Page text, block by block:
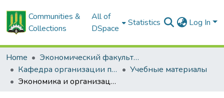
Communities &
Collections
All of
DSpace
Statistics Log In
Home
Экономический факультет
Кафедра организации производства в АПК
Учебные материалы
Экономика и организация сельскохозяйственного производства: учебно-методическое пособие